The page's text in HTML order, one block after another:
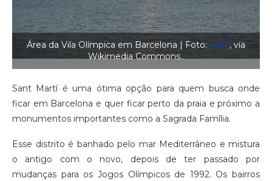
Área da Vila Olímpica em Barcelona | Foto: Enfo, via
Wikimedia Commons..
Sant Martí é uma ótima opção para quem busca onde
ficar em Barcelona e quer ficar perto da praia e próximo a
monumentos importantes como a Sagrada Família.
Esse distrito é banhado pelo mar Mediterrâneo e mistura
o antigo com o novo, depois de ter passado por
mudanças para os Jogos Olímpicos de 1992. Os bairros